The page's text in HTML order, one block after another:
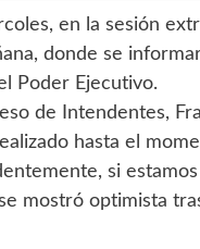
en la sesión
donde se
Poder Ejecutivo.
de Intendentes,
hasta el
si
mostró optimista